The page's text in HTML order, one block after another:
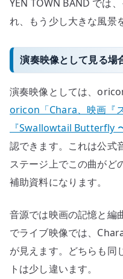
YEN TOWN BAND では
れ、もう少し大きな風景
演奏映像として見る場
演奏映像としては、
oricon「Chara、映画『
『Swallowtail Butterfly
認できます。これは公式
ステージ上でこの曲がど
補助資料になります。
音源では映画の記憶と編
でライブ映像では、
が見えます。どちらも同
トは少し違います。